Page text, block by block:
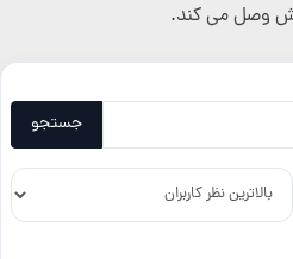
وصل می کند.
جستجو